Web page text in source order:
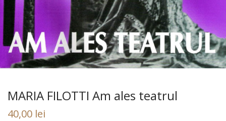
MARIA FILOTTI Am ales teatrul
40,00 lei